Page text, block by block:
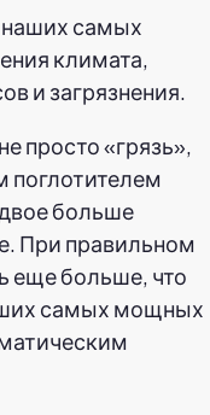
наших самых
климата,
и загрязнения.
просто «грязь»,
поглотителем
больше
При правильном
еще больше, что
самых мощных